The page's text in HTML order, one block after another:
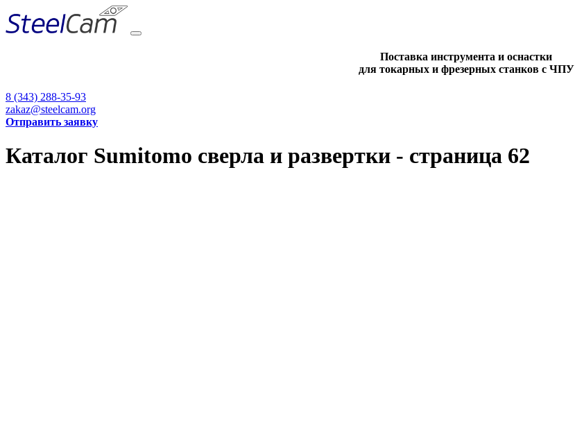
Поставка инструмента и оснастки
для токарных и фрезерных станков с ЧПУ
8 (343) 288-35-93
zakaz@steelcam.org
Отправить заявку
Каталог Sumitomo сверла и развертки - страница 62